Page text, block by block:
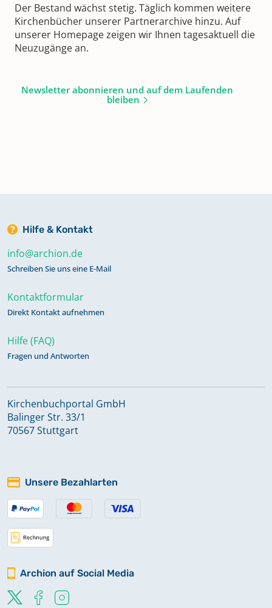
Der Bestand wächst stetig. Täglich kommen weitere
Kirchenbücher unserer Partnerarchive hinzu. Auf
unserer Homepage zeigen wir Ihnen tagesaktuell die
Neuzugänge an.
Newsletter abonnieren und auf dem Laufenden
bleiben
Hilfe & Kontakt
info@archion.de
Schreiben Sie uns eine E-Mail
Kontaktformular
Direkt Kontakt aufnehmen
Hilfe (FAQ)
Fragen und Antworten
Kirchenbuchportal GmbH
Balinger Str. 33/1
70567 Stuttgart
Unsere Bezahlarten
Archion auf Social Media